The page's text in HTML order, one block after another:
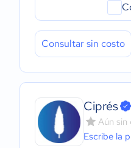
Consultar sin costo
Ciprés
Aún sin
Escribe la